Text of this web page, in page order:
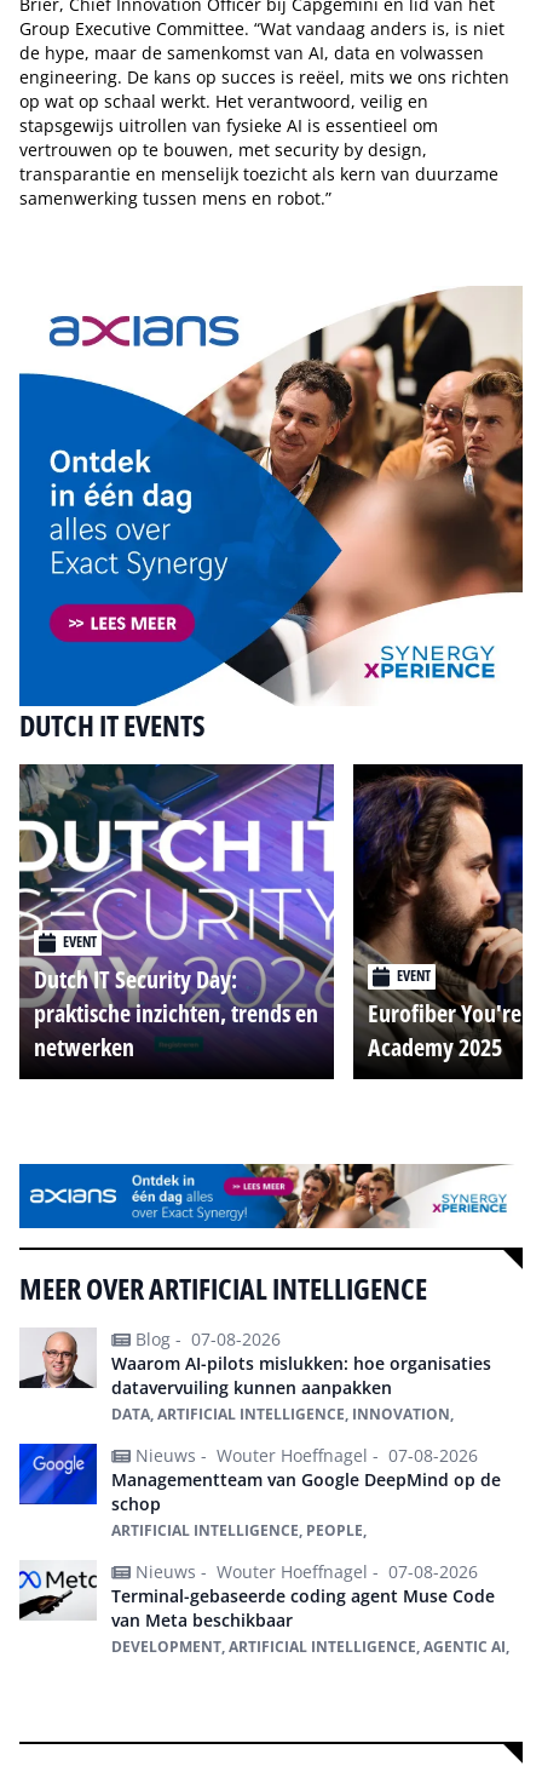
Group Executive Committee. “Wat vandaag anders is, is niet
de hype, maar de samenkomst van AI, data en volwassen
engineering. De kans op succes is reëel, mits we ons richten
op wat op schaal werkt. Het verantwoord, veilig en
stapsgewijs uitrollen van fysieke AI is essentieel om
vertrouwen op te bouwen, met security by design,
transparantie en menselijk toezicht als kern van duurzame
samenwerking tussen mens en robot.”
DUTCH IT EVENTS
EVENT
Dutch IT Security Day:
praktische inzichten, trends en
netwerken
EVENT
Eurofiber You're
Academy 2025
MEER OVER ARTIFICIAL INTELLIGENCE
Blog - 07-08-2026
Waarom AI-pilots mislukken: hoe organisaties
datavervuiling kunnen aanpakken
DATA, ARTIFICIAL INTELLIGENCE, INNOVATION,
Nieuws - Wouter Hoeffnagel - 07-08-2026
Managementteam van Google DeepMind op de
schop
ARTIFICIAL INTELLIGENCE, PEOPLE,
Nieuws - Wouter Hoeffnagel - 07-08-2026
Terminal-gebaseerde coding agent Muse Code
van Meta beschikbaar
DEVELOPMENT, ARTIFICIAL INTELLIGENCE, AGENTIC AI,